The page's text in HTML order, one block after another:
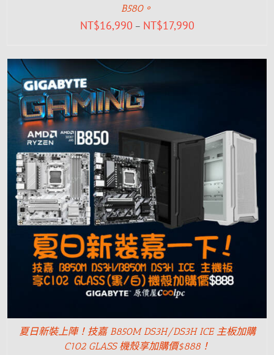
B580。
NT$16,990 – NT$17,990
夏日新裝上陣！技嘉 B850M DS3H/DS3H ICE 主板加購
C102 GLASS 機殼享加購價$888！